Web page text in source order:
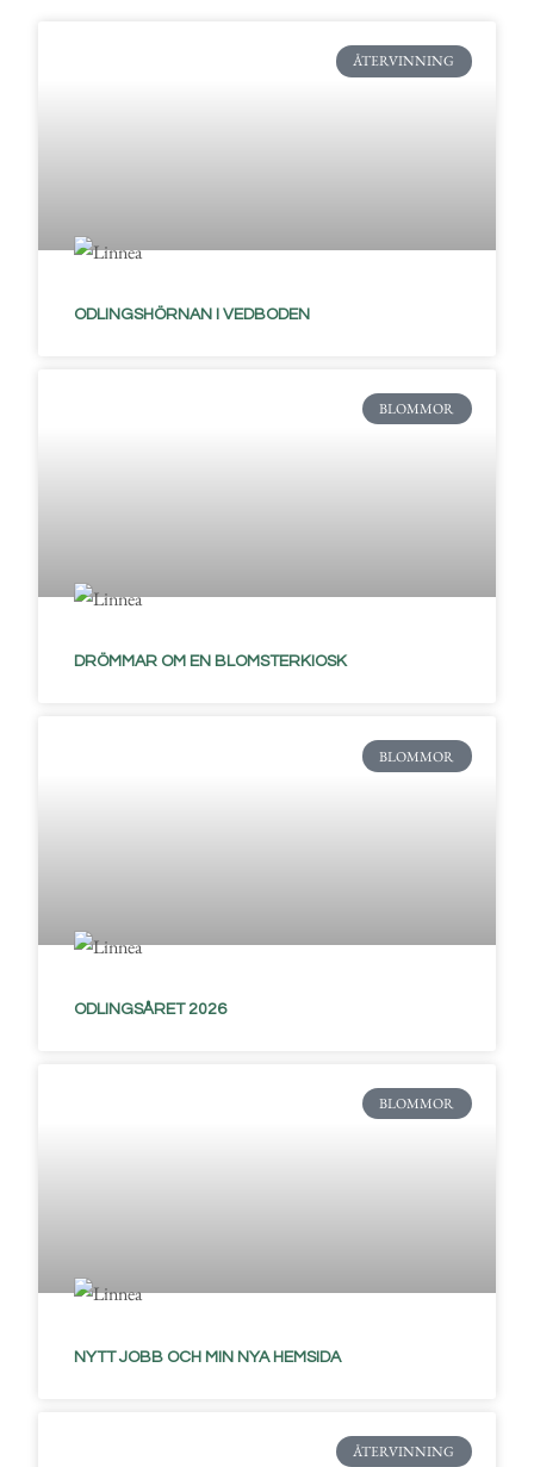
ÅTERVINNING
ODLINGSHÖRNAN I VEDBODEN
BLOMMOR
DRÖMMAR OM EN BLOMSTERKIOSK
BLOMMOR
ODLINGSÅRET 2026
BLOMMOR
NYTT JOBB OCH MIN NYA HEMSIDA
ÅTERVINNING